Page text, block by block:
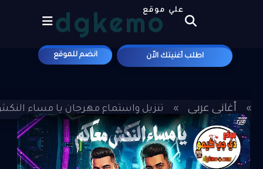
dgkemoعلي موقع
اطلب أغنيتك الاّن انضم للموقع
» أغاني عربي »
تنزيل واستماع مهرجان يا مساء
ميسره MP3